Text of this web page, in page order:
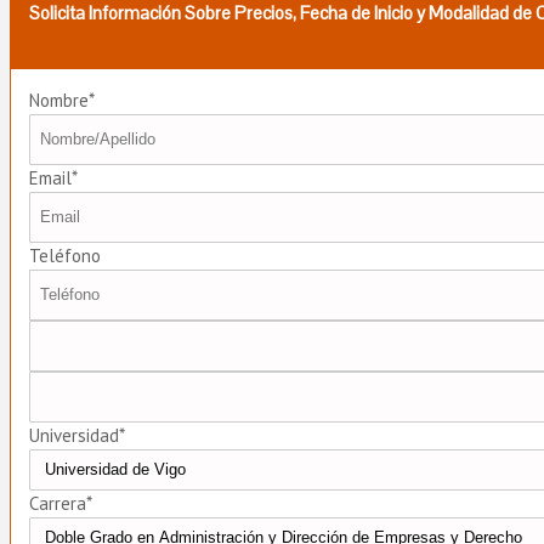
Solicita Información Sobre Precios, Fecha de Inicio y Modalidad de
Nombre*
Email*
Teléfono
Universidad*
Carrera*